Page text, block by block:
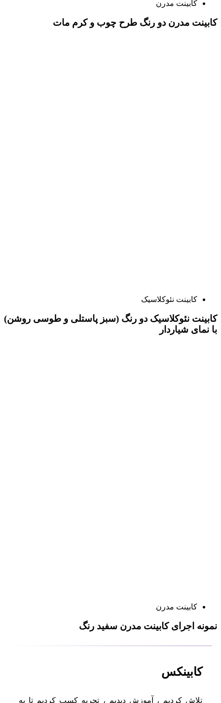
کابینت مدرن
کابینت مدرن دو رنگ طرح چوب و کرم مات
کابینت نئوکلاسیک
کابینت نئوکلاسیک دو رنگ (سبز پاستلی و طوسی روشن)
با نمای شیاردار
کابینت مدرن
نمونه اجرای کابینت مدرن سفید رنگ
کابینکس
تلاش کردیم ، آموزش دیدیم ، تجربه کسب کردیم تا به